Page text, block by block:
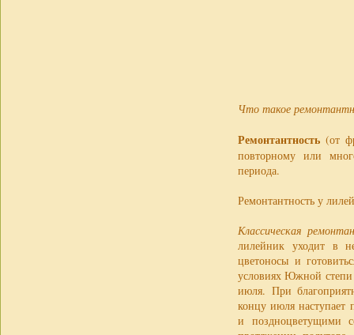
Что такое
Ремонтантность(от
повторному или
периода.
Ремонтантность у
Классическая
лилейник уходит в
цветоносы и
условиях Южной степи
июля. При
концу июля наступает
и поздноцветущими